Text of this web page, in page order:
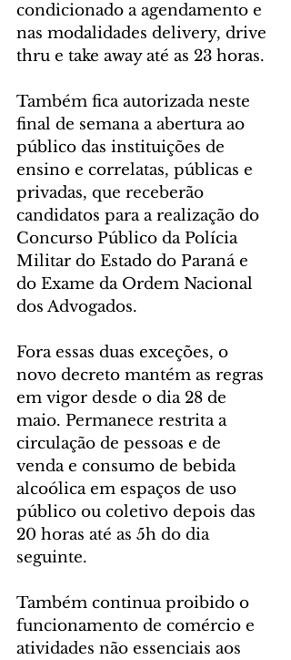
condicionado a agendamento e
nas modalidades delivery, drive
thru e take away até as 23 horas.
Também fica autorizada neste
final de semana a abertura ao
público das instituições de
ensino e correlatas, públicas e
privadas, que receberão
candidatos para a realização do
Concurso Público da Polícia
Militar do Estado do Paraná e
do Exame da Ordem Nacional
dos Advogados.
Fora essas duas exceções, o
novo decreto mantém as regras
em vigor desde o dia 28 de
maio. Permanece restrita a
circulação de pessoas e de
venda e consumo de bebida
alcoólica em espaços de uso
público ou coletivo depois das
20 horas até as 5h do dia
seguinte.
Também continua proibido o
funcionamento de comércio e
atividades não essenciais aos